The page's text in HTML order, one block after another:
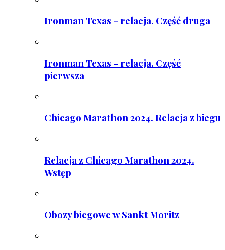
Ironman Texas - relacja. Część druga
Ironman Texas - relacja. Część
pierwsza
Chicago Marathon 2024. Relacja z biegu
Relacja z Chicago Marathon 2024.
Wstęp
Obozy biegowe w Sankt Moritz